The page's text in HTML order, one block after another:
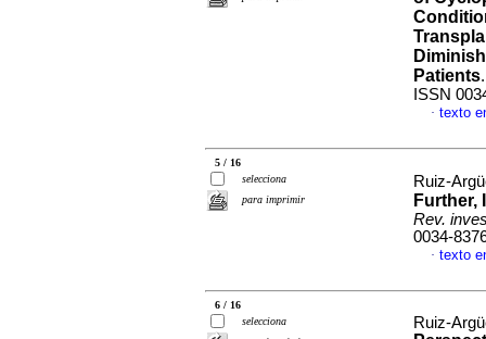
Patients
ISSN
· texto
5 / 16
selecciona
para imprimir
Ruiz-
Further,
Rev.
0034-
· texto
6 / 16
selecciona
Ruiz-